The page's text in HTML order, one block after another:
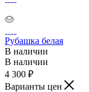
Рубашка белая
В наличии
В наличии
4 300 ₽
Варианты цен